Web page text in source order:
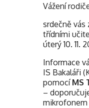
Vážení
srdečně vás
třídními
úterý 10. 11.
Informace
IS Bakaláři
pomocí MS
–
mikrofonem